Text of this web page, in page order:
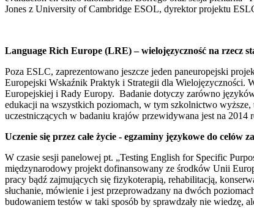
Jones z University of Cambridge ESOL, dyrektor projektu
Language Rich Europe (LRE) – wielojęzyczność na rzecz
Poza ESLC, zaprezentowano jeszcze jeden paneuropejski
Europejski Wskaźnik Praktyk i Strategii dla
Europejskiej i Rady Europy. Badanie dotyczy zarówno
edukacji na wszystkich poziomach, w tym szkolnictwo
uczestniczących w badaniu krajów przewidywana jest na 2014
Uczenie się przez całe życie - egzaminy językowe do celów
W czasie sesji panelowej pt. „Testing English for Specific
międzynarodowy projekt dofinansowany ze środków Unii
pracy bądź zajmujących się fizykoterapią, rehabilitacją,
słuchanie, mówienie i jest przeprowadzany na dwóch
budowaniem testów w taki sposób by sprawdzały nie wiedzę,